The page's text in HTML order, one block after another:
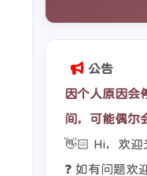
公告
因个人原因会
间，可能偶尔
👋🏻 Hi，欢迎
❓ 如有问题欢